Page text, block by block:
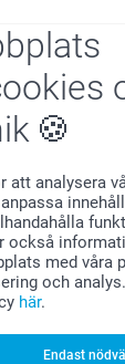
att analysera
också
med våra
och
här.
Endast
alla dina